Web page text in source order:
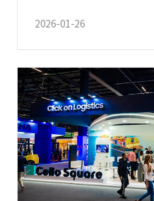
o
.
2026-01-26